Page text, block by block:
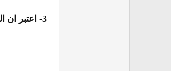
3- اعتبر ان المنهج الإسلامي الأصيل هو منهج الأصوليين المعتمد على القياس ومسالك العلة وذكر تأثر علماء الغرب المحدثون بهذا المنهج ...